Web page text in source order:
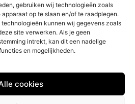
gebruiken wij technologieën zoals
op te slaan en/of te raadplegen.
technologieën kunnen wij gegevens zoals
site verwerken. Als je geen
intrekt, kan dit een nadelige
en mogelijkheden.
cookies
en tips uit het dagelijks leven.
blogs en artikelen die je helpen
te halen, met praktische adviezen